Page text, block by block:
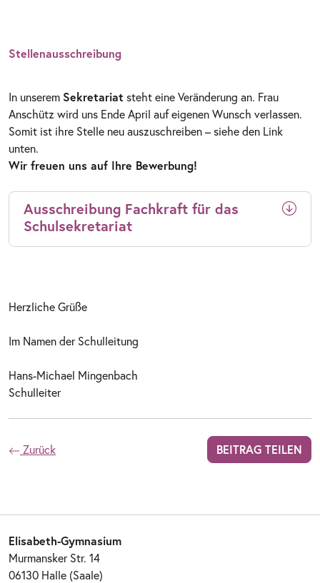
Stellenausschreibung
In unserem Sekretariat steht eine Veränderung an. Frau
Anschütz wird uns Ende April auf eigenen Wunsch verlassen.
Somit ist ihre Stelle neu auszuschreiben – siehe den Link
unten.
Wir freuen uns auf Ihre Bewerbung!
Ausschreibung Fachkraft für das
Schulsekretariat
Herzliche Grüße
Im Namen der Schulleitung
Hans-Michael Mingenbach
Schulleiter
Zurück BEITRAG TEILEN
Elisabeth-Gymnasium
Murmansker Str. 14
06130 Halle (Saale)